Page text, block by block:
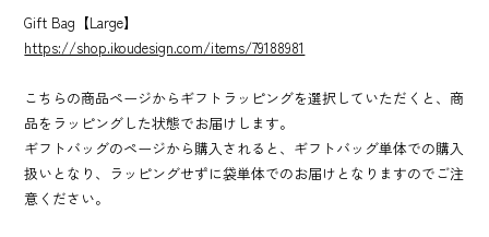
Gift Bag【Large】
こちらの商品ページからギフトラッピングを選択していただくと、商
品をラッピングした状態でお届けします。
ギフトバッグのページから購入されると、ギフトバッグ単体での購入
扱いとなり、ラッピングせずに袋単体でのお届けとなりますのでご注